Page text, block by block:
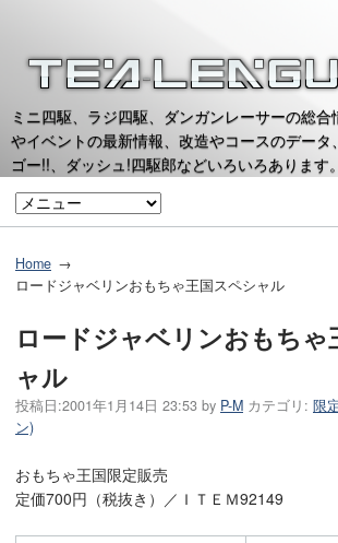
ミニ四駆、ラジ四駆、ダンガンレーサーの総
やイベントの最新情報、改造やコースのデータ
ゴー!!、ダッシュ!四駆郎などいろいろあります。
Home
ロードジャベリンおもちゃ王国スペシャル
ロードジャベリンおもちゃ
ャル
投稿日:2001年1月14日 23:53 by P-M カテゴリ: 限
ン)
おもちゃ王国限定販売
定価700円（税抜き）／ＩＴＥＭ92149